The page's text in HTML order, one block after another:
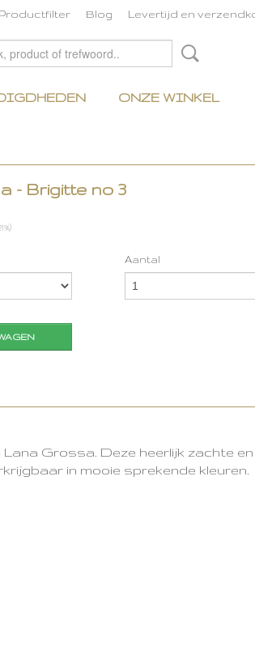
Productfilter Blog Levertijd en
ONZE WINKEL
- Brigitte no 3
Aantal
Lana Grossa. Deze heerlijk zachte
in mooie sprekende kleuren.